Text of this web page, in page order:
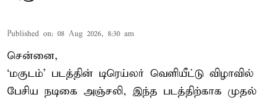
Published on: 08 Aug 2026, 8:30 am
சென்னை,
‘மகுடம்’ படத்தின் டிரெய்லர் வெளியீட்டு விழாவில்
பேசிய நடிகை அஞ்சலி, இந்த படத்திற்காக முதல்